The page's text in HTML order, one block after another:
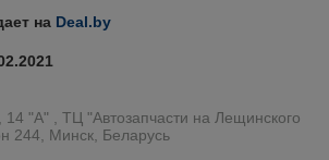
на Deal.by
14 "А" , ТЦ "Автозапчасти на Лещинcкого
244, Минск, Беларусь